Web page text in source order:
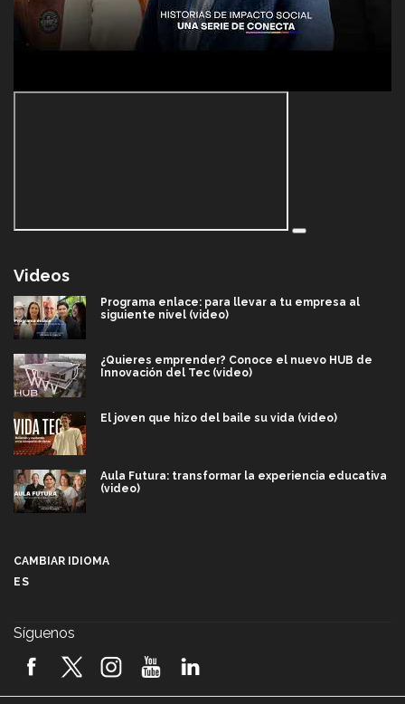
Videos
Programa enlace: para llevar a tu empresa al
siguiente nivel (video)
¿Quieres emprender? Conoce el nuevo HUB de
Innovación del Tec (video)
El joven que hizo del baile su vida (video)
Aula Futura: transformar la experiencia educativa
(video)
2026! (video)
CAMBIAR IDIOMA
ES
Síguenos